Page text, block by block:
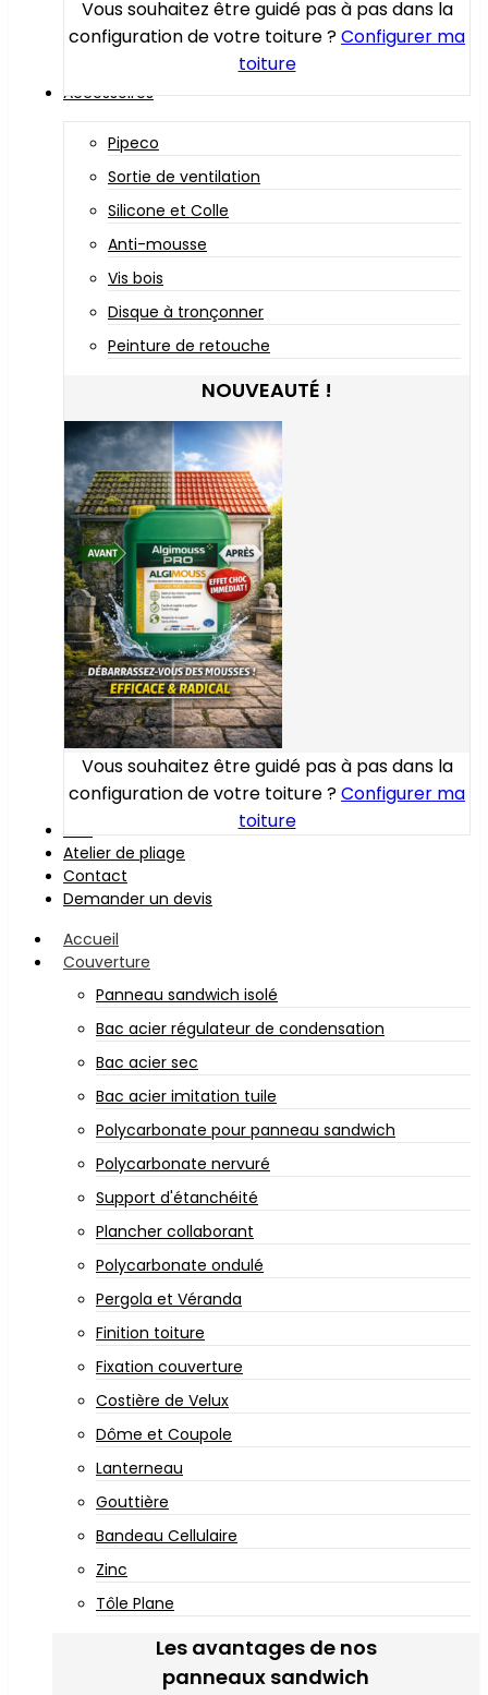
Vous souhaitez être guidé pas à pas dans la
configuration de votre toiture ?Configurer ma
toiture
Accessoires
Pipeco
Sortie de ventilation
Silicone et Colle
Anti-mousse
Vis bois
Disque à tronçonner
Peinture de retouche
NOUVEAUTÉ !
Vous souhaitez être guidé pas à pas dans la
configuration de votre toiture ?Configurer ma
toiture
Atelier de pliage
Contact
Demander un devis
Accueil
Couverture
Panneau sandwich isolé
Bac acier régulateur de condensation
Bac acier sec
Bac acier imitation tuile
Polycarbonate pour panneau sandwich
Polycarbonate nervuré
Support d'étanchéité
Plancher collaborant
Polycarbonate ondulé
Pergola et Véranda
Finition toiture
Fixation couverture
Costière de Velux
Dôme et Coupole
Lanterneau
Gouttière
Bandeau Cellulaire
Zinc
Tôle Plane
Les avantages de nos
panneaux sandwich